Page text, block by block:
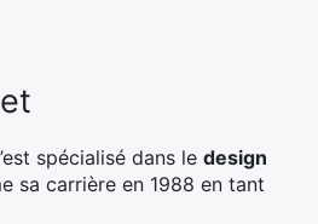
spécialisé dans le design
sa carrière en 1988 en tant